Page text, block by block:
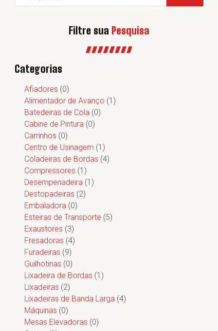
Filtre sua Pesquisa
Categorias
Afiadores (0)
Alimentador de Avanço (1)
Batedeiras de Cola (0)
Cabine de Pintura (0)
Carrinhos (0)
Centro de Usinagem (1)
Coladeiras de Bordas (4)
Compressores (1)
Desempenadeira (1)
Destopadeiras (2)
Embaladora (0)
Esteiras de Transporte (5)
Exaustores (3)
Fresadoras (4)
Furadeiras (9)
Guilhotinas (0)
Lixadeira de Bordas (1)
Lixadeiras (2)
Lixadeiras de Banda Larga (4)
Máquinas (0)
Mesas Elevadoras (0)